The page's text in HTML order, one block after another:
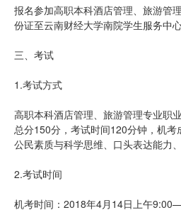
报名参加高职本科酒店管理、旅游管
份证至云南财经大学南院学生服务中心
三、考试
1.考试方式
高职本科酒店管理、旅游管理专业职
总分150分，考试时间120分钟，机
公民素质与科学思维、口头表达能力
2.考试时间
机考时间：2018年4月14日上午